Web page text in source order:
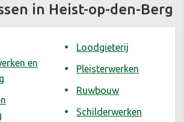
in Heist-op-den-Berg
en
Loodgieterij
Pleisterwerken
Ruwbouw
Schilderwerken